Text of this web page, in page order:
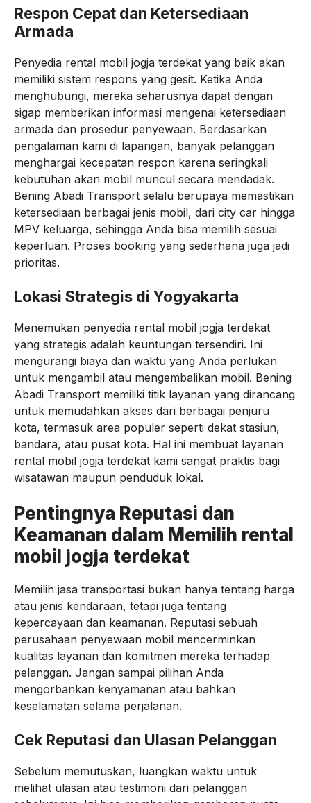
Respon Cepat dan Ketersediaan
Armada
Penyedia rental mobil jogja terdekat yang baik akan
memiliki sistem respons yang gesit. Ketika Anda
menghubungi, mereka seharusnya dapat dengan
sigap memberikan informasi mengenai ketersediaan
armada dan prosedur penyewaan. Berdasarkan
pengalaman kami di lapangan, banyak pelanggan
menghargai kecepatan respon karena seringkali
kebutuhan akan mobil muncul secara mendadak.
Bening Abadi Transport selalu berupaya memastikan
ketersediaan berbagai jenis mobil, dari city car hingga
MPV keluarga, sehingga Anda bisa memilih sesuai
keperluan. Proses booking yang sederhana juga jadi
prioritas.
Lokasi Strategis di Yogyakarta
Menemukan penyedia rental mobil jogja terdekat
yang strategis adalah keuntungan tersendiri. Ini
mengurangi biaya dan waktu yang Anda perlukan
untuk mengambil atau mengembalikan mobil. Bening
Abadi Transport memiliki titik layanan yang dirancang
untuk memudahkan akses dari berbagai penjuru
kota, termasuk area populer seperti dekat stasiun,
bandara, atau pusat kota. Hal ini membuat layanan
rental mobil jogja terdekat kami sangat praktis bagi
wisatawan maupun penduduk lokal.
Pentingnya Reputasi dan
Keamanan dalam Memilih rental
mobil jogja terdekat
Memilih jasa transportasi bukan hanya tentang harga
atau jenis kendaraan, tetapi juga tentang
kepercayaan dan keamanan. Reputasi sebuah
perusahaan penyewaan mobil mencerminkan
kualitas layanan dan komitmen mereka terhadap
pelanggan. Jangan sampai pilihan Anda
mengorbankan kenyamanan atau bahkan
keselamatan selama perjalanan.
Cek Reputasi dan Ulasan Pelanggan
Sebelum memutuskan, luangkan waktu untuk
melihat ulasan atau testimoni dari pelanggan